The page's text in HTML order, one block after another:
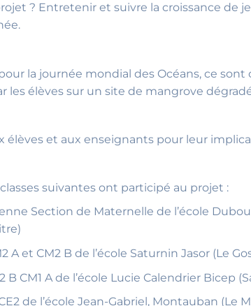
? Entretenir et suivre la croissance de
la journée mondial des Océans, ce
les élèves sur un site de mangrove
élèves et aux enseignants pour leur
classes suivantes ont participé au projet :
Section de Maternelle de l’école
A et CM2 B de l’école Saturnin Jasor (Le
B CM1 A de l’école Lucie Calendrier Bicep
de l’école Jean-Gabriel, Montauban (Le